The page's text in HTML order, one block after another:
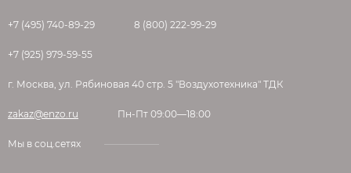
+7 (495) 740-89-29 8 (800) 222-99-29
+7 (925) 979-59-55
г. Москва, ул. Рябиновая 40 стр. 5 "Воздухотехника" ТДК
zakaz@enzo.ru Пн-Пт 09:00—18:00
Мы в соц.сетях